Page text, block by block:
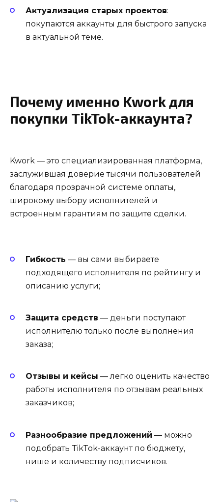
Актуализация старых проектов:
покупаются аккаунты для быстрого запуска
в актуальной теме.
Почему именно Kwork для
покупки TikTok-аккаунта?
Kwork — это специализированная платформа,
заслужившая доверие тысячи пользователей
благодаря прозрачной системе оплаты,
широкому выбору исполнителей и
встроенным гарантиям по защите сделки.
Гибкость — вы сами выбираете
подходящего исполнителя по рейтингу и
описанию услуги;
Защита средств — деньги поступают
исполнителю только после выполнения
заказа;
Отзывы и кейсы — легко оценить качество
работы исполнителя по отзывам реальных
заказчиков;
Разнообразие предложений — можно
подобрать TikTok-аккаунт по бюджету,
нише и количеству подписчиков.